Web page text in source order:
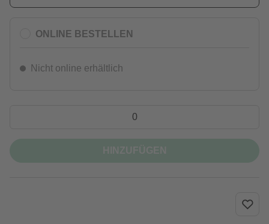
ONLINE BESTELLEN
Nicht online erhältlich